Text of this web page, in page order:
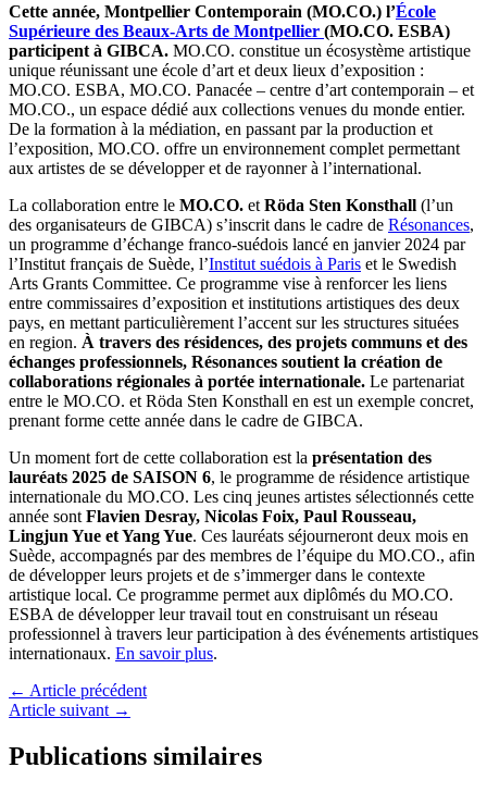
Cette année, Montpellier Contemporain (MO.CO.) l’École
Supérieure des Beaux-Arts de Montpellier (MO.CO. ESBA)
participent à GIBCA. MO.CO. constitue un écosystème artistique
unique réunissant une école d’art et deux lieux d’exposition :
MO.CO. ESBA, MO.CO. Panacée – centre d’art contemporain – et
MO.CO., un espace dédié aux collections venues du monde entier.
De la formation à la médiation, en passant par la production et
l’exposition, MO.CO. offre un environnement complet permettant
aux artistes de se développer et de rayonner à l’international.
La collaboration entre le MO.CO. et Röda Sten Konsthall (l’un
des organisateurs de GIBCA) s’inscrit dans le cadre de Résonances,
un programme d’échange franco-suédois lancé en janvier 2024 par
l’Institut français de Suède, l’Institut suédois à Paris et le Swedish
Arts Grants Committee. Ce programme vise à renforcer les liens
entre commissaires d’exposition et institutions artistiques des deux
pays, en mettant particulièrement l’accent sur les structures situées
en region. À travers des résidences, des projets communs et des
échanges professionnels, Résonances soutient la création de
collaborations régionales à portée internationale. Le partenariat
entre le MO.CO. et Röda Sten Konsthall en est un exemple concret,
prenant forme cette année dans le cadre de GIBCA.
Un moment fort de cette collaboration est la présentation des
lauréats 2025 de SAISON 6, le programme de résidence artistique
internationale du MO.CO. Les cinq jeunes artistes sélectionnés cette
année sont Flavien Desray, Nicolas Foix, Paul Rousseau,
Lingjun Yue et Yang Yue. Ces lauréats séjourneront deux mois en
Suède, accompagnés par des membres de l’équipe du MO.CO., afin
de développer leurs projets et de s’immerger dans le contexte
artistique local. Ce programme permet aux diplômés du MO.CO.
ESBA de développer leur travail tout en construisant un réseau
professionnel à travers leur participation à des événements artistiques
internationaux. En savoir plus.
← Article précédent
Article suivant →
Publications similaires